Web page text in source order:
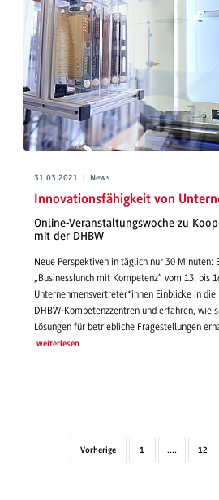
31.03.2021 | News
Innovationsfähigkeit von
Online-Veranstaltungswoche zu
mit der DHBW
Neue Perspektiven in täglich nur 30 Minuten:
„Businesslunch mit Kompetenz“ vom 13. bis
Unternehmensvertreter*innen Einblicke in die
DHBW-Kompetenzzentren und erfahren, wie
Lösungen für betriebliche Fragestellungen
weiterlesen
Vorherige 1 .... 12